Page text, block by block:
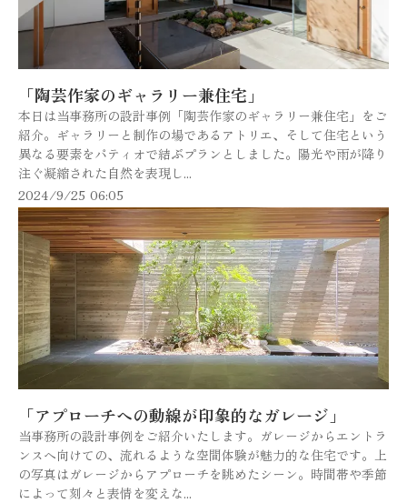
「陶芸作家のギャラリー兼住宅」
本日は当事務所の設計事例「陶芸作家のギャラリー兼住宅」をご
紹介。ギャラリーと制作の場であるアトリエ、そして住宅という
異なる要素をパティオで結ぶプランとしました。陽光や雨が降り
注ぐ凝縮された自然を表現し...
2024/9/25 06:05
「アプローチへの動線が印象的なガレージ」
当事務所の設計事例をご紹介いたします。ガレージからエントラ
ンスへ向けての、流れるような空間体験が魅力的な住宅です。上
の写真はガレージからアプローチを眺めたシーン。時間帯や季節
によって刻々と表情を変えな...